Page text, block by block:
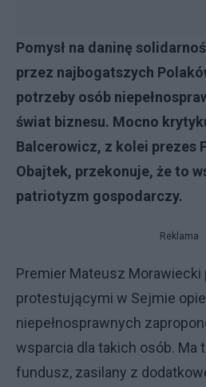
Pomysł na daninę
przez najbogatszych
potrzeby osób
świat biznesu. Mocno
Balcerowicz, z kolei prezes
Obajtek, przekonuje, że to
patriotyzm gospodarczy.
Reklama
Premier Mateusz
protestującymi w Sejmie
niepełnosprawnych
wsparcia dla takich osób. Ma
fundusz, zasilany z